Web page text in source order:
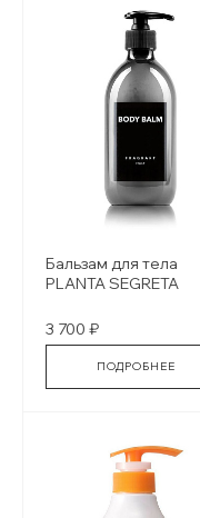
Бальзам для тела
PLANTA SEGRETA
3 700 ₽
ПОДРОБНЕЕ